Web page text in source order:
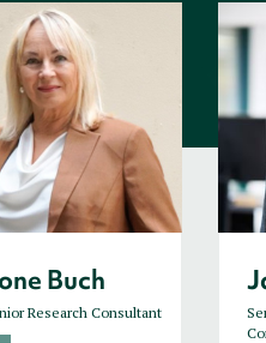
Buch
Research Consultant